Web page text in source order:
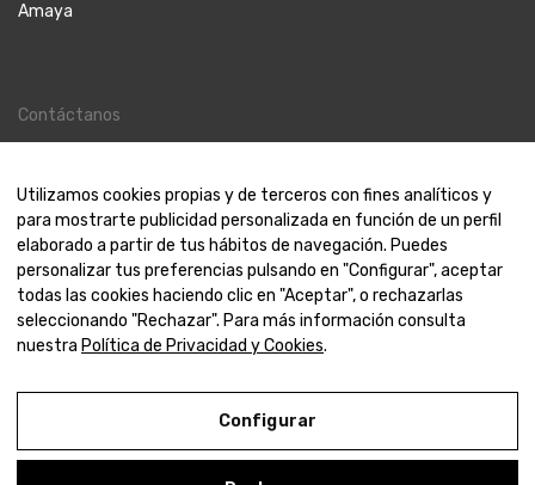
Amaya
Contáctanos
Nosotros
© 2000-2024 Amaya Joyeros
Utilizamos cookies propias y de terceros con fines analíticos y
para mostrarte publicidad personalizada en función de un perfil
elaborado a partir de tus hábitos de navegación. Puedes
personalizar tus preferencias pulsando en "Configurar", aceptar
todas las cookies haciendo clic en "Aceptar", o rechazarlas
seleccionando "Rechazar". Para más información consulta
nuestra Política de Privacidad y Cookies.
Configurar
Política de Privacidad y Cookies
Condiciones de compra